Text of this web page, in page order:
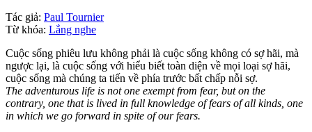
Tác giả: Paul Tournier
Từ khóa: Lắng nghe
Cuộc sống phiêu lưu không phải là cuộc sống không có sợ hãi, mà
ngược lại, là cuộc sống với hiểu biết toàn diện về mọi loại sợ hãi,
cuộc sống mà chúng ta tiến về phía trước bất chấp nỗi sợ.
The adventurous life is not one exempt from fear, but on the
contrary, one that is lived in full knowledge of fears of all kinds, one
in which we go forward in spite of our fears.